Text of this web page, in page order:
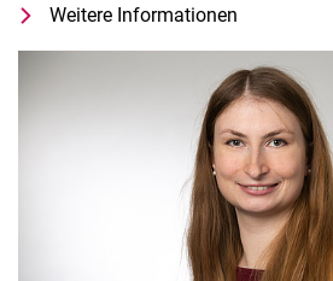
Weitere Informationen